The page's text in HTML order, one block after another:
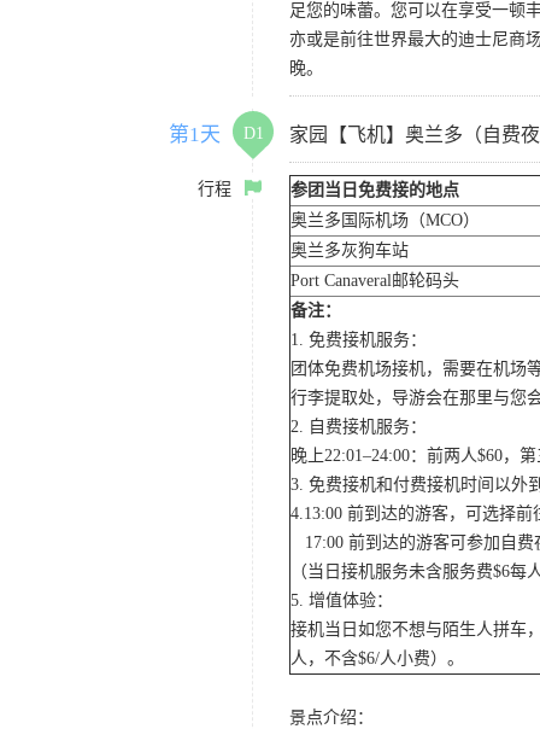
足您的味蕾。您可以在享受一顿
亦或是前往世界最大的迪士尼商
晚。
第1天 D1 家园【飞机】奥兰多（自费
行程
参团当日免费接的地点
奥兰多国际机场（MCO）
奥兰多灰狗车站
Port Canaveral邮轮码头
备注：
1. 免费接机服务：
团体免费机场接机，需要在机场
行李提取处，导游会在那里与您
2. 自费接机服务：
晚上22:01–24:00：前两人$60，
3. 免费接机和付费接机时间以外
4.13:00 前到达的游客，可选择
17:00 前到达的游客可参加自
（当日接机服务未含服务费$6每
5. 增值体验：
接机当日如您不想与陌生人拼车
人，不含$6/人小费）。
景点介绍：